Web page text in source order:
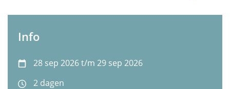
Info
28 sep 2026 t/m 29 sep 2026
2 dagen